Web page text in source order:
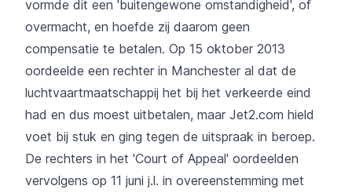
vormde dit een 'buitengewone omstandigheid', of
overmacht, en hoefde zij daarom geen
compensatie te betalen. Op 15 oktober 2013
oordeelde een rechter in Manchester al dat de
luchtvaartmaatschappij het bij het verkeerde eind
had en dus moest uitbetalen, maar Jet2.com hield
voet bij stuk en ging tegen de uitspraak in beroep.
De rechters in het 'Court of Appeal' oordeelden
vervolgens op 11 juni j.l. in overeenstemming met